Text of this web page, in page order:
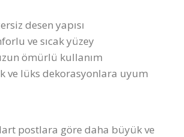
desen yapısı
ve sıcak yüzey
ömürlü kullanım
ve lüks dekorasyonlara uyum
postlara göre daha büyük ve